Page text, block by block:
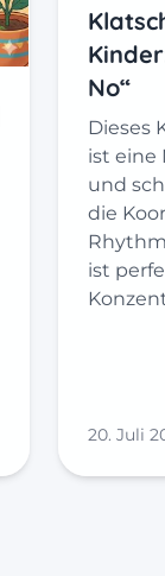
No“
Dieses
ist eine
und
die
ist
20. Juli